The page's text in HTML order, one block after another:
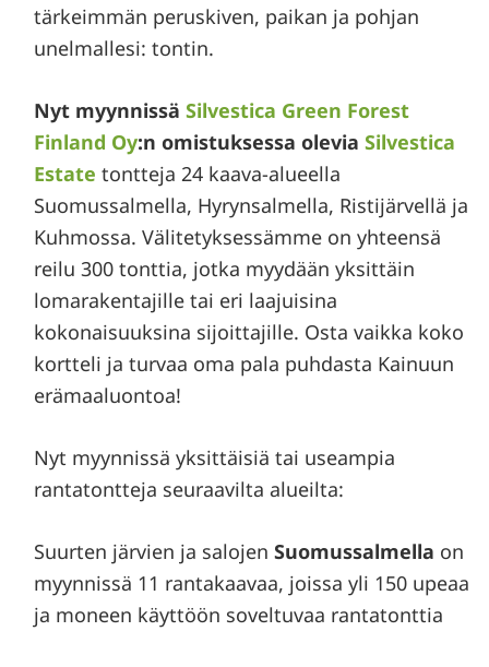
tärkeimmän peruskiven, paikan ja pohjan
unelmallesi: tontin.
Nyt myynnissäSilvestica Green Forest
Finland Oy:n omistuksessa oleviaSilvestica
Estate tontteja 24 kaava-alueella
Suomussalmella, Hyrynsalmella, Ristijärvellä ja
Kuhmossa. Välitetyksessämme on yhteensä
reilu 300 tonttia, jotka myydään yksittäin
lomarakentajille tai eri laajuisina
kokonaisuuksina sijoittajille. Osta vaikka koko
kortteli ja turvaa oma pala puhdasta Kainuun
erämaaluontoa!
Nyt myynnissä yksittäisiä tai useampia
rantatontteja seuraavilta alueilta:
Suurten järvien ja salojenSuomussalmella on
myynnissä 11 rantakaavaa, joissa yli 150 upeaa
ja moneen käyttöön soveltuvaa rantatonttia